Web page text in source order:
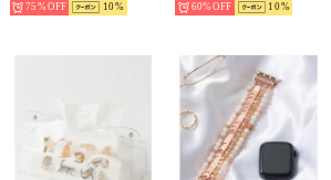
75% 10 60% 10